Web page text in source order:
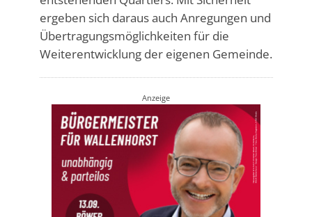
ergeben sich daraus auch Anregungen und
Übertragungsmöglichkeiten für die
Weiterentwicklung der eigenen Gemeinde.
Anzeige